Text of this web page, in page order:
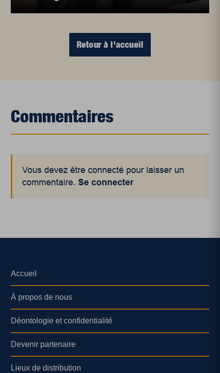
Retour à l'accueil
Commentaires
Vous devez être connecté pour laisser un
commentaire.Se connecter
Accueil
À propos de nous
Déontologie et confidentialité
Devenir partenaire
Lieux de distribution